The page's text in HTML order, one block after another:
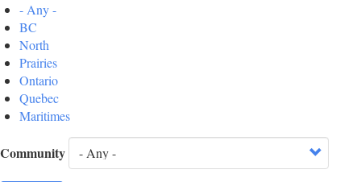
- Any -
BC
North
Prairies
Ontario
Quebec
Maritimes
Community